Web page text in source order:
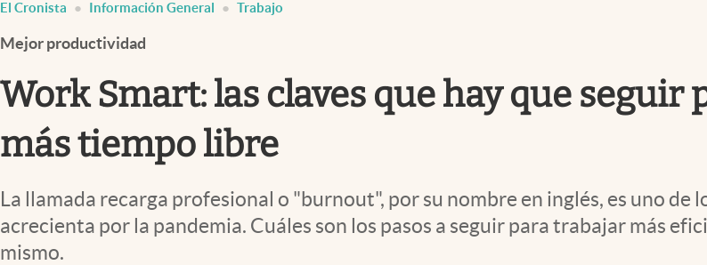
Infotechnology
Clase
Clima
Mundial 2026
Eventos Corporativos
abre en nueva pestaña
El Cronista Información General Trabajo
Mejor productividad
Work Smart: las claves que hay que
más tiempo libre
La llamada recarga profesional o "burnout", por su nombre en inglés, es uno de
acrecienta por la pandemia. Cuáles son los pasos a seguir para trabajar más
mismo.